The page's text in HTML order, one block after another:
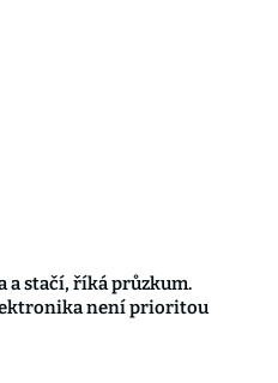
a stačí, říká průzkum.
není prioritou